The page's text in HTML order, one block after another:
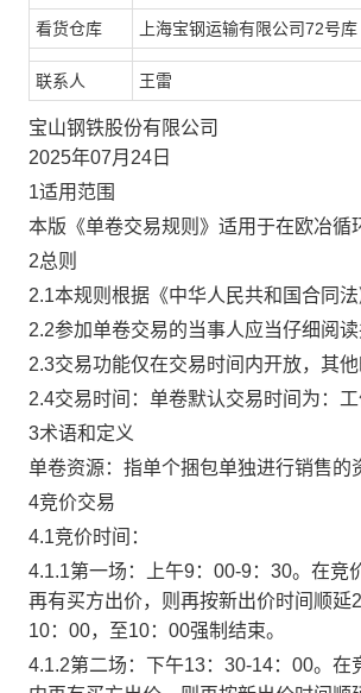
看货仓库 上海宝钢运输有限公司72号库
联系人 王雷
宝山钢铁股份有限公司
2025年07月24日
1适用范围
本版《单卷交易规则》适用于在欧冶循
2总则
2.1本规则根据《中华人民共和国合同法
2.2参加单卷交易的当事人应当仔细阅
2.3交易功能仅在交易时间内开放，其
2.4交易时间：单卷默认交易时间为：
3术语和定义
单卷资源：指单个捆包单独进行销售的
4竞价交易
4.1竞价时间：
4.1.1第一场：上午9：00-9：30。在竞
再有买方出价，则再按新出价时间顺
10：00，至10：00强制结束。
4.1.2第二场：下午13：30-14：00。